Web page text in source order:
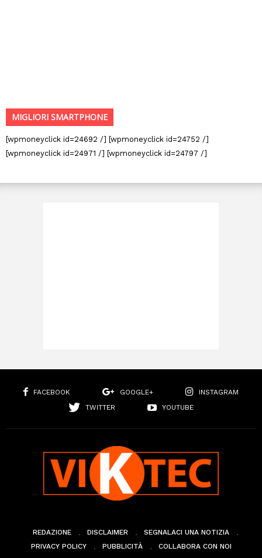
MIGLIORI SMARTPHONE
[wpmoneyclick id=24692 /] [wpmoneyclick id=24752 /]
[wpmoneyclick id=24971 /] [wpmoneyclick id=24797 /]
FACEBOOK GOOGLE+
INSTAGRAM
TWITTER
YOUTUBE
REDAZIONE DISCLAIMER
SEGNALACI UNA NOTIZIA
PRIVACY POLICY
PUBBLICITÀ COLLABORA CON NOI